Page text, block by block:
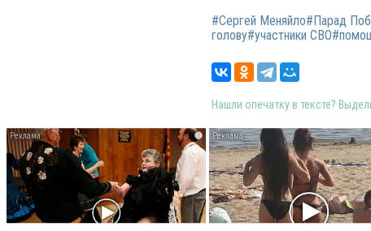
#Сергей Меняйло#Парад
голову#участники
Нашли опечатку в тексте?
i